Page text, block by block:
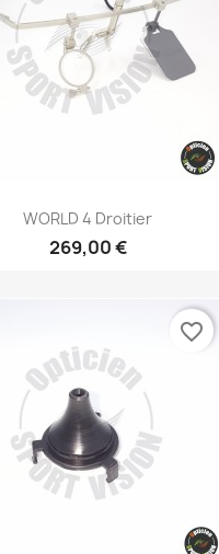
WORLD 4 Droitier
269,00 €
favorite_border